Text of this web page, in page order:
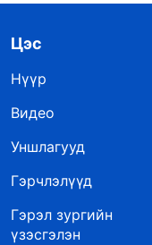
Цэс
Нүүр
Видео
Уншлагууд
Гэрчлэлүүд
Гэрэл зургийн
үзэсгэлэн